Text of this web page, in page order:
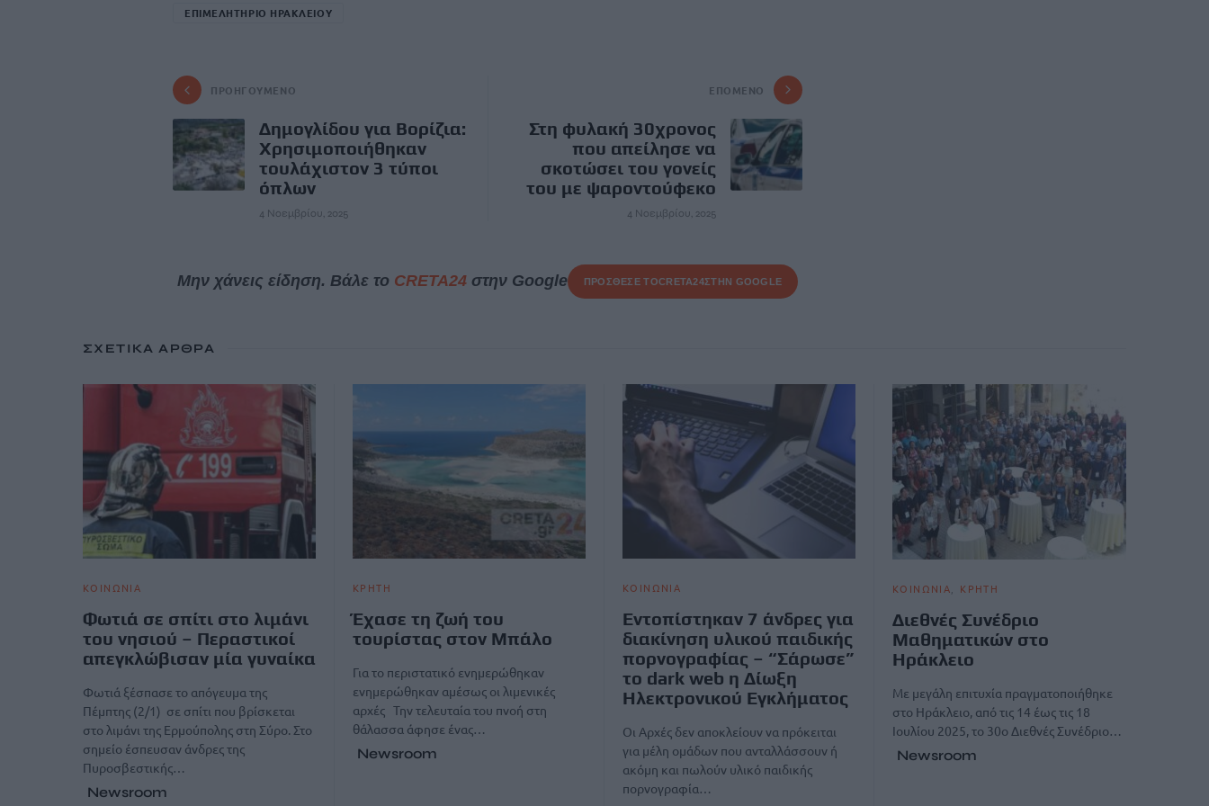
ΕΠΙΜΕΛΗΤΗΡΙΟ ΗΡΑΚΛΕΙΟΥ
ΠΡΟΗΓΟΎΜΕΝΟ
Δημογλίδου για Βορίζια:
Χρησιμοποιήθηκαν
τουλάχιστον 3 τύποι
όπλων
4 Νοεμβρίου, 2025
ΕΠΌΜΕΝΟ
Στη φυλακή 30χρονος
που απείλησε να
σκοτώσει του γονείς
του με ψαροντούφεκο
4 Νοεμβρίου, 2025
Μην χάνεις είδηση. Βάλε το CRETA24στην Google ΠΡΟΣΘΕΣΕ ΤΟCRETA24ΣΤΗΝ GOOGLE
ΣΧΕΤΙΚΆ ΆΡΘΡΑ
ΚΟΙΝΩΝΙΑ
Φωτιά σε σπίτι στο λιμάνι
του νησιού – Περαστικοί
απεγκλώβισαν μία γυναίκα
Φωτιά ξέσπασε το απόγευμα της
Πέμπτης (2/1) σε σπίτι που βρίσκεται
στο λιμάνι της Ερμούπολης στη Σύρο. Στο
σημείο έσπευσαν άνδρες της
Πυροσβεστικής…
Newsroom
ΚΡΗΤΗ
Έχασε τη ζωή του
τουρίστας στον Μπάλο
Για το περιστατικό ενημερώθηκαν
ενημερώθηκαν αμέσως οι λιμενικές
αρχές Την τελευταία του πνοή στη
θάλασσα άφησε ένας…
Newsroom
ΚΟΙΝΩΝΙΑ
Εντοπίστηκαν 7 άνδρες για
διακίνηση υλικού παιδικής
πορνογραφίας – “Σάρωσε”
το dark web η Δίωξη
Ηλεκτρονικού Εγκλήματος
Οι Αρχές δεν αποκλείουν να πρόκειται
για μέλη ομάδων που ανταλλάσσουν ή
ακόμη και πωλούν υλικό παιδικής
πορνογραφία…
ΚΟΙΝΩΝΙΑ ΚΡΗΤΗ
Διεθνές Συνέδριο
Μαθηματικών στο
Ηράκλειο
Με μεγάλη επιτυχία πραγματοποιήθηκε
στο Ηράκλειο, από τις 14 έως τις 18
Ιουλίου 2025, το 30ο Διεθνές Συνέδριο…
Newsroom